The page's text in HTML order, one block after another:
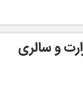
و سالری